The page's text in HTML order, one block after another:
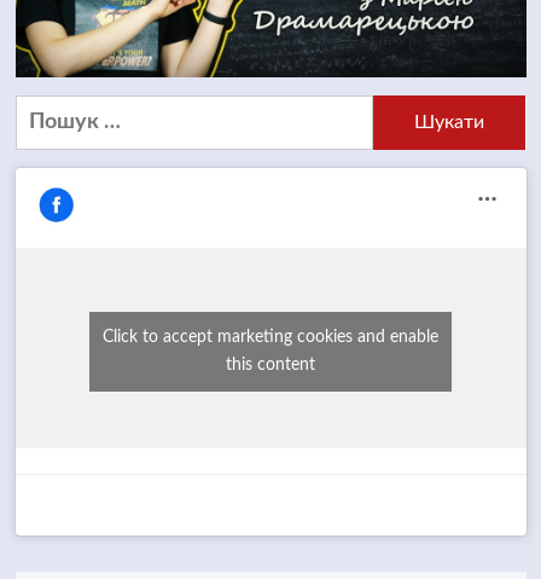
Пошук:
Click to accept marketing cookies and enable
this content